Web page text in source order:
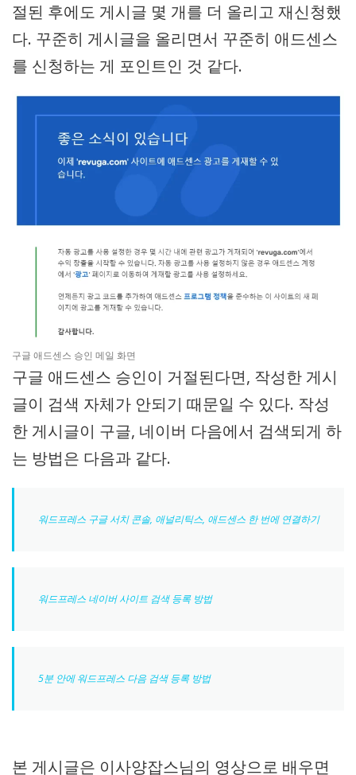
절된 후에도 게시글 몇 개를 더 올리고 재신청했
다. 꾸준히 게시글을 올리면서 꾸준히 애드센스
를 신청하는 게 포인트인 것 같다.
구글 애드센스 승인 메일 화면
구글 애드센스 승인이 거절된다면, 작성한 게시
글이 검색 자체가 안되기 때문일 수 있다. 작성
한 게시글이 구글, 네이버 다음에서 검색되게 하
는 방법은 다음과 같다.
워드프레스 구글 서치 콘솔, 애널리틱스, 애드센스 한 번에 연결하기
워드프레스 네이버 사이트 검색 등록 방법
5분 안에 워드프레스 다음 검색 등록 방법
본 게시글은 이사양잡스님의 영상으로 배우면